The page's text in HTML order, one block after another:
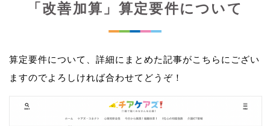
「改善加算」算定要件について
算定要件について、詳細にまとめた記事がこちらにござい
ますのでよろしければ合わせてどうぞ！